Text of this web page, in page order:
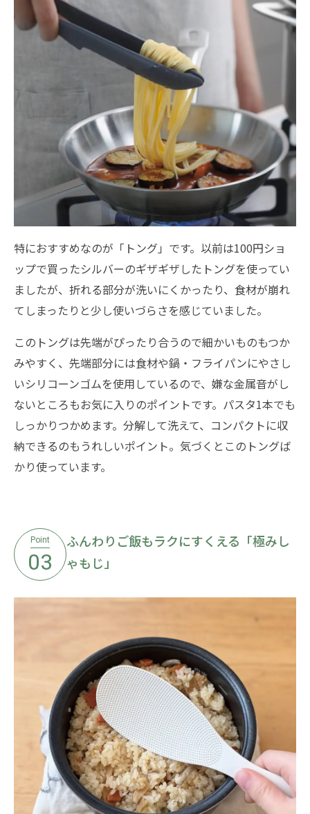
特におすすめなのが「トング」です。以前は100円ショ
ップで買ったシルバーのギザギザしたトングを使ってい
ましたが、折れる部分が洗いにくかったり、食材が崩れ
てしまったりと少し使いづらさを感じていました。
このトングは先端がぴったり合うので細かいものもつか
みやすく、先端部分には食材や鍋・フライパンにやさし
いシリコーンゴムを使用しているので、嫌な金属音がし
ないところもお気に入りのポイントです。パスタ1本でも
しっかりつかめます。分解して洗えて、コンパクトに収
納できるのもうれしいポイント。気づくとこのトングば
かり使っています。
Point
03
ふんわりご飯もラクにすくえる「極みし
ゃもじ」